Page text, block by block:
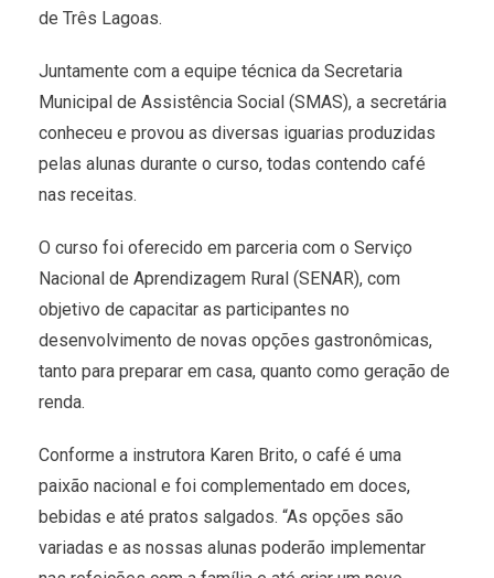
de Três Lagoas.
Juntamente com a equipe técnica da Secretaria
Municipal de Assistência Social (SMAS), a secretária
conheceu e provou as diversas iguarias produzidas
pelas alunas durante o curso, todas contendo café
nas receitas.
O curso foi oferecido em parceria com o Serviço
Nacional de Aprendizagem Rural (SENAR), com
objetivo de capacitar as participantes no
desenvolvimento de novas opções gastronômicas,
tanto para preparar em casa, quanto como geração de
renda.
Conforme a instrutora Karen Brito, o café é uma
paixão nacional e foi complementado em doces,
bebidas e até pratos salgados. “As opções são
variadas e as nossas alunas poderão implementar